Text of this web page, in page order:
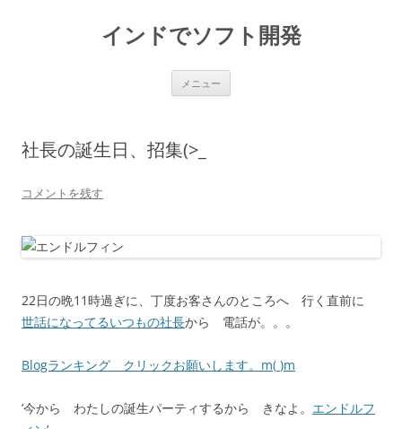
インドでソフト開発
メニュー
社長の誕生日、招集(>_
コメントを残す
22日の晩11時過ぎに、丁度お客さんのところへ 行く直前に
世話になってるいつもの社長から 電話が。。。
Blogランキング クリックお願いします。m( )m
’今から わたしの誕生パーティするから きなよ。 エンドルフ